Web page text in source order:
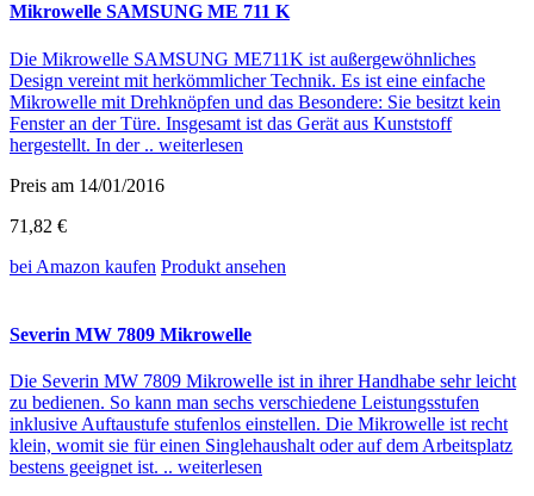
Mikrowelle SAMSUNG ME 711 K
Die Mikrowelle SAMSUNG ME711K ist außergewöhnliches
Design vereint mit herkömmlicher Technik. Es ist eine einfache
Mikrowelle mit Drehknöpfen und das Besondere: Sie besitzt kein
Fenster an der Türe. Insgesamt ist das Gerät aus Kunststoff
hergestellt. In der .. weiterlesen
Preis am 14/01/2016
71,82 €
bei Amazon kaufen Produkt ansehen
Severin MW 7809 Mikrowelle
Die Severin MW 7809 Mikrowelle ist in ihrer Handhabe sehr leicht
zu bedienen. So kann man sechs verschiedene Leistungsstufen
inklusive Auftaustufe stufenlos einstellen. Die Mikrowelle ist recht
klein, womit sie für einen Singlehaushalt oder auf dem Arbeitsplatz
bestens geeignet ist. .. weiterlesen